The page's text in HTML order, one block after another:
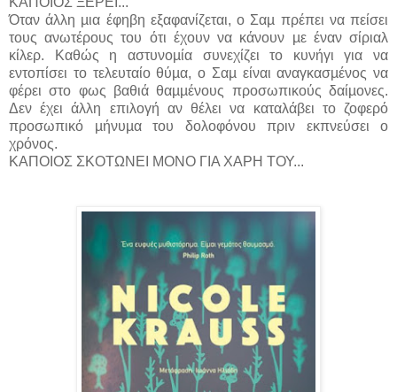
Όταν άλλη µια έφηβη εξαφανίζεται, ο Σαµ πρέπει να πείσει
τους ανωτέρους του ότι έχουν να κάνουν µε έναν σίριαλ
κίλερ. Καθώς η αστυνοµία συνεχίζει το κυνήγι για να
εντοπίσει το τελευταίο θύµα, ο Σαµ είναι αναγκασµένος να
φέρει στο φως βαθιά θαµµένους προσωπικούς δαίµονες.
Δεν έχει άλλη επιλογή αν θέλει να καταλάβει το ζοφερό
προσωπικό µήνυµα του δολοφόνου πριν εκπνεύσει ο
χρόνος.
ΚΑΠΟΙΟΣ ΣΚΟΤΩΝΕΙ ΜΟΝΟ ΓΙΑ ΧΑΡΗ ΤΟΥ...